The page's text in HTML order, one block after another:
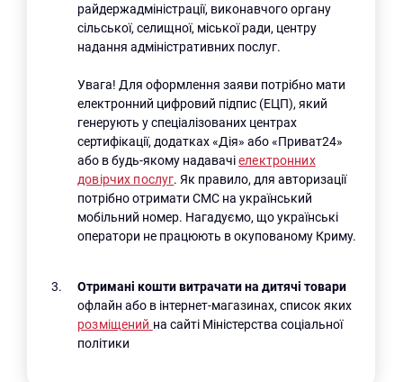
райдержадміністрації, виконавчого органу
сільської, селищної, міської ради, центру
надання адміністративних послуг.
Увага! Для оформлення заяви потрібно мати
електронний цифровий підпис (ЕЦП), який
генерують у спеціалізованих центрах
сертифікації, додатках «Дія» або «Приват24»
або в будь-якому надавачіелектронних
довірчих послуг. Як правило, для авторизації
потрібно отримати СМС на український
мобільний номер. Нагадуємо, що українські
оператори не працюють в окупованому Криму.
Отримані кошти витрачати на дитячі товари
офлайн або в інтернет-магазинах, список яких
розміщений на сайті Міністерства соціальної
політики